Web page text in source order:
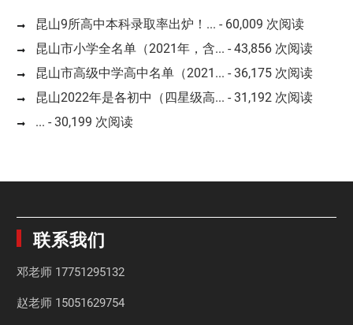
昆山9所高中本科录取率出炉！... - 60,009 次阅读
昆山市小学全名单（2021年，含... - 43,856 次阅读
昆山市高级中学高中名单（2021... - 36,175 次阅读
昆山2022年是各初中（四星级高... - 31,192 次阅读
... - 30,199 次阅读
联系我们
邓老师 17751295132
赵老师 15051629754